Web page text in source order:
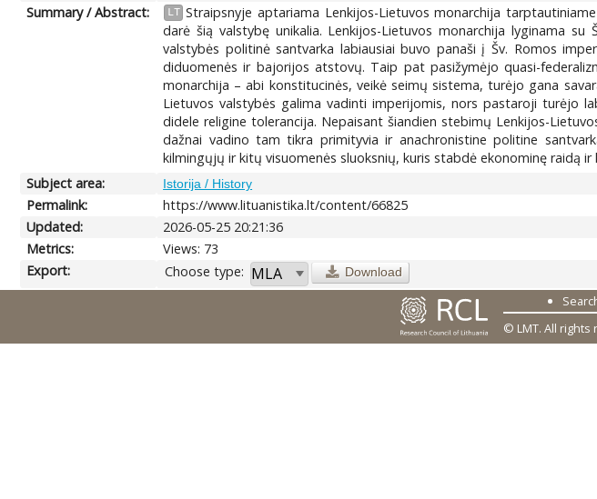
Summary / Abstract: LT Straipsnyje aptariama Lenkijos-Lietuvos monarchija
darė šią valstybę unikalia. Lenkijos-Lietuvos monarchija lyginama
valstybės politinė santvarka labiausiai buvo panaši į Šv. Romos
diduomenės ir bajorijos atstovų. Taip pat pasižymėjo quasi-
monarchija – abi konstitucinės, veikė seimų sistema, turėjo gana
Lietuvos valstybės galima vadinti imperijomis, nors pastaroji turėjo
didele religine tolerancija. Nepaisant šiandien stebimų Lenkijos-
dažnai vadino tam tikra primityvia ir anachronistine politine
kilmingųjų ir kitų visuomenės sluoksnių, kuris stabdė ekonominę raidą ir
Subject area:
Istorija / History
Permalink:
https://www.lituanistika.lt/content/66825
Updated:
2026-05-25 20:21:36
Metrics:
Views: 73
Export:
Choose type: Download
© LMT. All rights